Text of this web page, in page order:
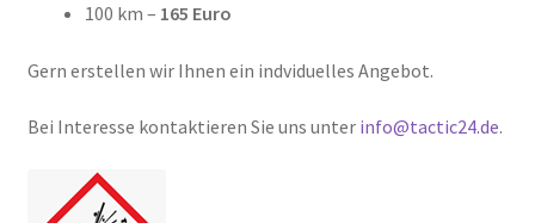
100 km – 165 Euro
Gern erstellen wir Ihnen ein indviduelles Angebot.
Bei Interesse kontaktieren Sie uns unter info@tactic24.de.